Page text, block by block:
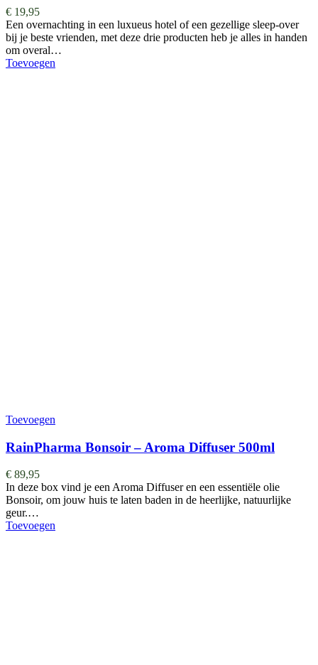
€ 19,95
Een overnachting in een luxueus hotel of een gezellige sleep-over
bij je beste vrienden, met deze drie producten heb je alles in handen
om overal…
Toevoegen
Toevoegen
RainPharma Bonsoir – Aroma Diffuser 500ml
€ 89,95
In deze box vind je een Aroma Diffuser en een essentiële olie
Bonsoir, om jouw huis te laten baden in de heerlijke, natuurlijke
geur.…
Toevoegen